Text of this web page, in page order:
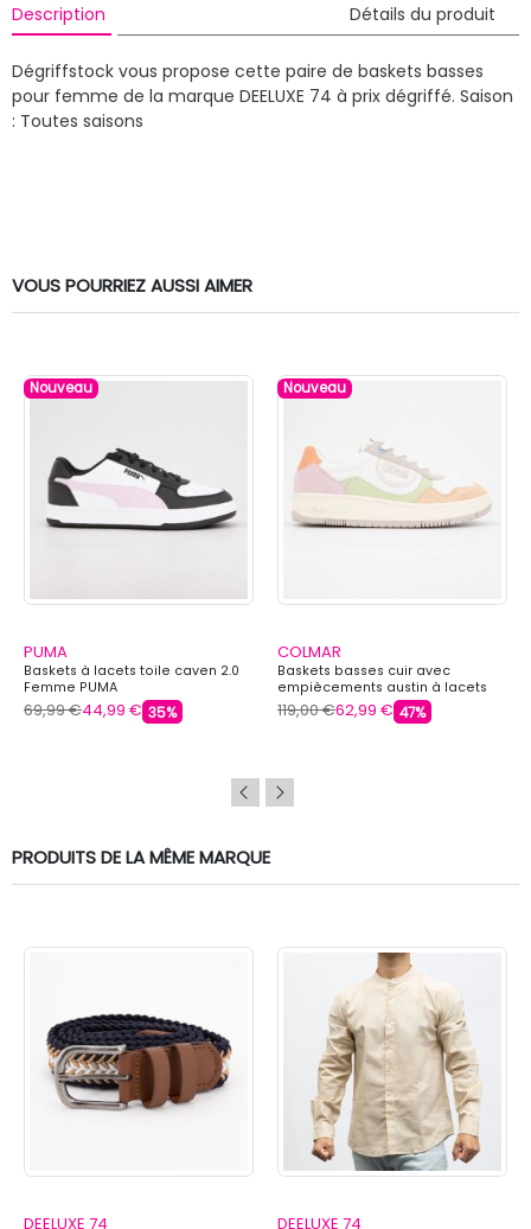
Description Détails du produit
Dégriffstock vous propose cette paire de baskets basses
pour femme de la marque DEELUXE 74 à prix dégriffé. Saison
: Toutes saisons
VOUS POURRIEZ AUSSI AIMER
Nouveau
PUMA
Baskets à lacets toile caven 2.0
Femme PUMA
69,99 €44,99 € 35%
Nouveau
COLMAR
Baskets basses cuir avec
empiècements austin à lacets
Femme COLMAR
119,00 €62,99 € 47%
PRODUITS DE LA MÊME MARQUE
DEELUXE 74 DEELUXE 74